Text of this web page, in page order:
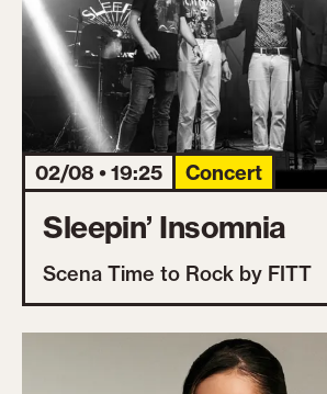
02/08 • 19:25 Concert
Sleepin’ Insomnia
Scena Time to Rock by FITT